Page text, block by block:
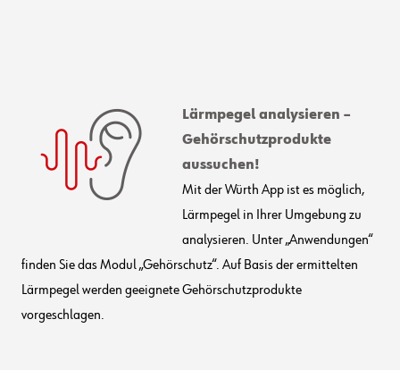
Lärmpegel analysieren –
Gehörschutzprodukte
aussuchen!
Mit der Würth App ist es möglich,
Lärmpegel in Ihrer Umgebung zu
analysieren. Unter „Anwendungen“
finden Sie das Modul „Gehörschutz“. Auf Basis der ermittelten
Lärmpegel werden geeignete Gehörschutzprodukte
vorgeschlagen.